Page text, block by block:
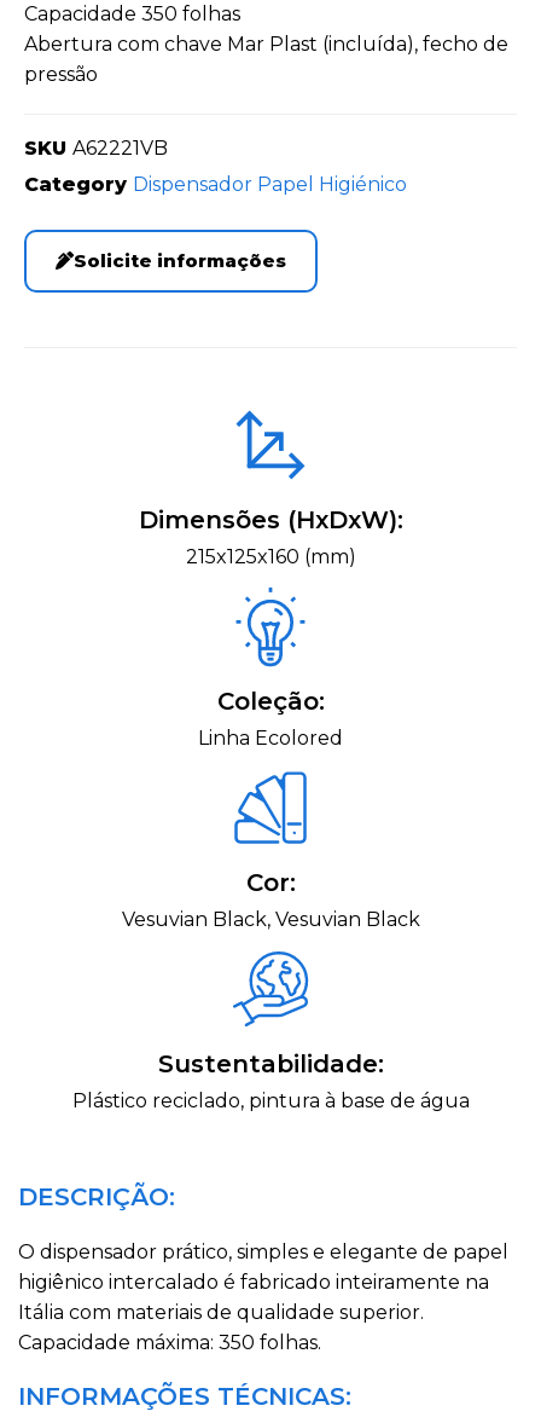
Capacidade 350 folhas
Abertura com chave Mar Plast (incluída), fecho de
pressão
SKU A62221VB
Category Dispensador Papel Higiénico
Solicite informações
Dimensões (HxDxW):
215x125x160 (mm)
Coleção:
Linha Ecolored
Cor:
Vesuvian Black, Vesuvian Black
Sustentabilidade:
Plástico reciclado, pintura à base de água
DESCRIÇÃO:
O dispensador prático, simples e elegante de papel
higiênico intercalado é fabricado inteiramente na
Itália com materiais de qualidade superior.
Capacidade máxima: 350 folhas.
INFORMAÇÕES TÉCNICAS: